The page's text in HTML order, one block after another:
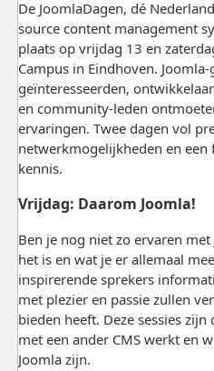
De JoomlaDagen, dé
source content management
plaats op vrijdag 13 en
Campus in Eindhoven.
geïnteresseerden,
en community-leden
ervaringen. Twee dagen vol
netwerkmogelijkheden en een
kennis.
Vrijdag: Daarom Joomla!
Ben je nog niet zo ervaren
het is en wat je er allemaal
inspirerende sprekers
met plezier en passie zullen
bieden heeft. Deze sessies
met een ander CMS werkt en
Joomla zijn.